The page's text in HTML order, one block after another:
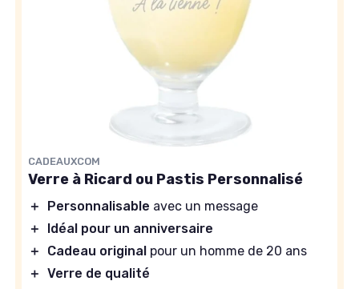
CADEAUXCOM
Verre à Ricard ou Pastis Personnalisé
＋ Personnalisable avec un message
＋
Idéal pour un anniversaire
＋
Cadeau original pour un homme de 20 ans
＋ Verre de qualité